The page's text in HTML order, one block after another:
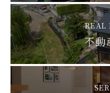
REAL
不動